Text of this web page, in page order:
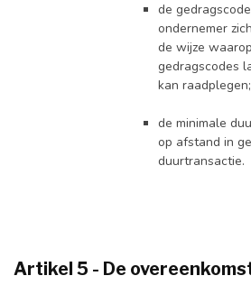
de
ondernemer
de wijze
gedragscodes
kan
de minimale
op afstand in
duurtransactie.
Artikel 5 - De